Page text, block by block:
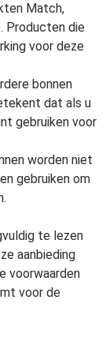
Match,
Producten die
voor deze
bonnen
dat als u
gebruiken voor
worden niet
gebruiken om
te lezen
aanbieding
voorwaarden
voor de